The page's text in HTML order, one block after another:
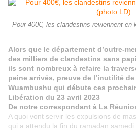
Pour 400€, les clandestins reviennent en
Alors que le département d’outre-
des milliers de clandestins sans
ils sont nombreux à refaire la
peine arrivés, preuve de l’inutilité de
Wuambushu qui débute ces
Libération du 23 avril 2023
De notre correspondant à La
A quoi vont servir les expulsions de
qui a attendu la fin du ramadan samedi